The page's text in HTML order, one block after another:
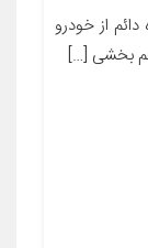
از خودرو
هم بخشی […]